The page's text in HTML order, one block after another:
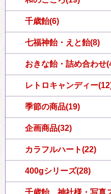
千歳飴(6)
七福神飴・えと飴(8)
おきな飴・詰め合わせ
レトロキャンディー
季節の商品(19)
企画商品(32)
カラフルハート(22)
400gシリーズ(28)
千歳飴 神社様・写真